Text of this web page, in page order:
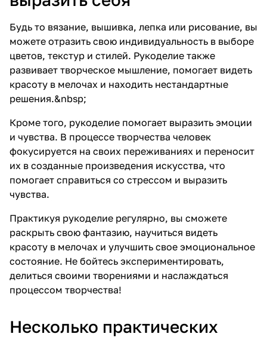
Будь то вязание, вышивка, лепка или рисование, вы
можете отразить свою индивидуальность в выборе
цветов, текстур и стилей. Рукоделие также
развивает творческое мышление, помогает видеть
красоту в мелочах и находить нестандартные
решения.&nbsp;
Кроме того, рукоделие помогает выразить эмоции
и чувства. В процессе творчества человек
фокусируется на своих переживаниях и переносит
их в созданные произведения искусства, что
помогает справиться со стрессом и выразить
чувства.
Практикуя рукоделие регулярно, вы сможете
раскрыть свою фантазию, научиться видеть
красоту в мелочах и улучшить свое эмоциональное
состояние. Не бойтесь экспериментировать,
делиться своими творениями и наслаждаться
процессом творчества!
Несколько практических